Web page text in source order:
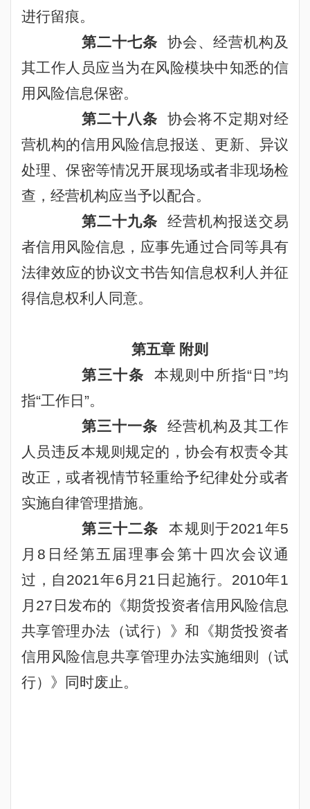
进行留痕。
第二十七条
协会、经营机构及
其工作人员应当为在风险模块中知悉的信
用风险信息保密。
第二十八条
协会将不定期对经
营机构的信用风险信息报送、更新、异议
处理、保密等情况开展现场或者非现场检
查，经营机构应当予以配合。
第二十九条
经营机构报送交易
者信用风险信息，应事先通过合同等具有
法律效应的协议文书告知信息权利人并征
得信息权利人同意。
第五章 附则
第三十条
本规则中所指“日”均
指“工作日”。
第三十一条
经营机构及其工作
人员违反本规则规定的，协会有权责令其
改正，或者视情节轻重给予纪律处分或者
实施自律管理措施。
第三十二条
本规则于2021年5
月 8 日经第五届理事会第十四次会议通
过，自 2021年6月 21 日起施行。 2010年1
月 27 日发布的《期货投资者信用风险信息
共享管理办法（试行）》和《期货投资者
信用风险信息共享管理办法实施细则（试
行）》同时废止。